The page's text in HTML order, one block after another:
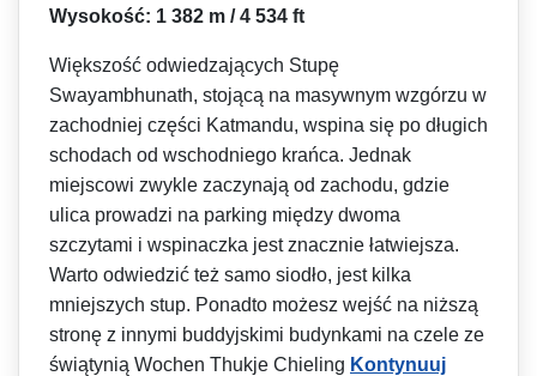
Wysokość: 1 382 m / 4 534 ft
Większość odwiedzających Stupę
Swayambhunath, stojącą na masywnym wzgórzu w
zachodniej części Katmandu, wspina się po długich
schodach od wschodniego krańca. Jednak
miejscowi zwykle zaczynają od zachodu, gdzie
ulica prowadzi na parking między dwoma
szczytami i wspinaczka jest znacznie łatwiejsza.
Warto odwiedzić też samo siodło, jest kilka
mniejszych stup. Ponadto możesz wejść na niższą
stronę z innymi buddyjskimi budynkami na czele ze
świątynią Wochen Thukje Chieling Kontynuuj